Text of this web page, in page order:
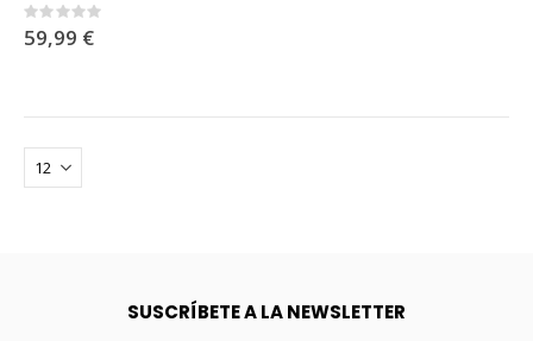
Rating:
0%
59,99 €
SUSCRÍBETE A LA NEWSLETTER